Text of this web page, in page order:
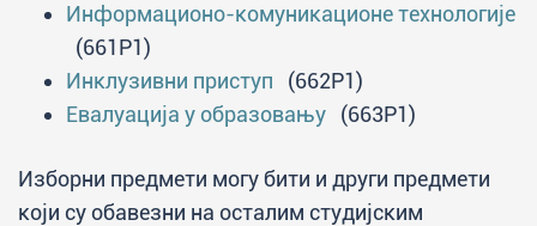
Информационо-комуникационе технологије
(661P1)
Инклузивни приступ (662P1)
Евалуација у образовању (663P1)
Изборни предмети могу бити и други предмети
који су обавезни на осталим студијским